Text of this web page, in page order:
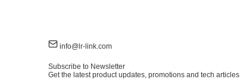
info@lr-link.com
Subscribe to Newsletter
Get the latest product updates, promotions and tech articles.